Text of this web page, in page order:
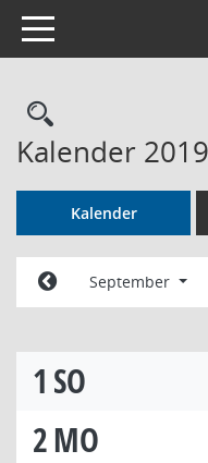
Toggle navigation
Kalender
Kalender
September
1 SO
2MO